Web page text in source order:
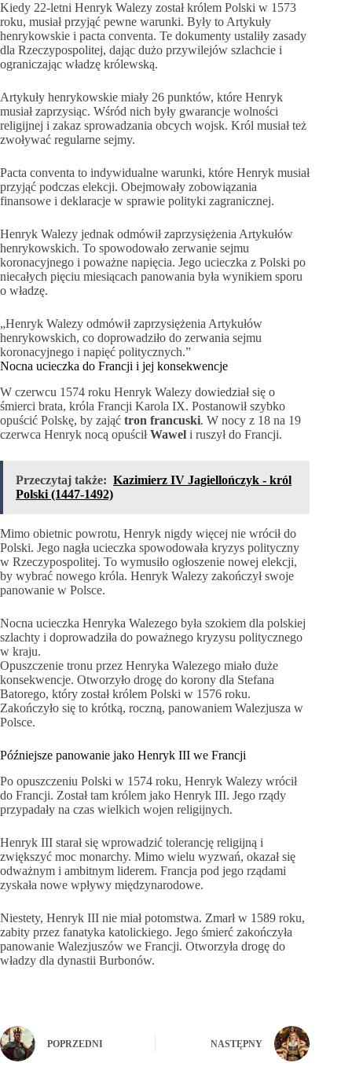
Kiedy 22-letni Henryk Walezy został królem Polski w 1573
roku, musiał przyjąć pewne warunki. Były to Artykuły
henrykowskie i pacta conventa. Te dokumenty ustaliły zasady
dla Rzeczypospolitej, dając dużo przywilejów szlachcie i
ograniczając władzę królewską.
Artykuły henrykowskie miały 26 punktów, które Henryk
musiał zaprzysiąc. Wśród nich były gwarancje wolności
religijnej i zakaz sprowadzania obcych wojsk. Król musiał też
zwoływać regularne sejmy.
Pacta conventa to indywidualne warunki, które Henryk musiał
przyjąć podczas elekcji. Obejmowały zobowiązania
finansowe i deklaracje w sprawie polityki zagranicznej.
Henryk Walezy jednak odmówił zaprzysiężenia Artykułów
henrykowskich. To spowodowało zerwanie sejmu
koronacyjnego i poważne napięcia. Jego ucieczka z Polski po
niecałych pięciu miesiącach panowania była wynikiem sporu
o władzę.
„Henryk Walezy odmówił zaprzysiężenia Artykułów
henrykowskich, co doprowadziło do zerwania sejmu
koronacyjnego i napięć politycznych.”
Nocna ucieczka do Francji i jej konsekwencje
W czerwcu 1574 roku Henryk Walezy dowiedział się o
śmierci brata, króla Francji Karola IX. Postanowił szybko
opuścić Polskę, by zająć tron francuski. W nocy z 18 na 19
czerwca Henryk nocą opuściłWawel i ruszył do Francji.
Przeczytaj także: Kazimierz IV Jagiellończyk - król
Polski (1447-1492)
Mimo obietnic powrotu, Henryk nigdy więcej nie wrócił do
Polski. Jego nagła ucieczka spowodowała kryzys polityczny
w Rzeczypospolitej. To wymusiło ogłoszenie nowej elekcji,
by wybrać nowego króla. Henryk Walezy zakończył swoje
panowanie w Polsce.
Nocna ucieczka Henryka Walezego była szokiem dla polskiej
szlachty i doprowadziła do poważnego kryzysu politycznego
w kraju.
Opuszczenie tronu przez Henryka Walezego miało duże
konsekwencje. Otworzyło drogę do korony dla Stefana
Batorego, który został królem Polski w 1576 roku.
Zakończyło się to krótką, roczną, panowaniem Walezjusza w
Polsce.
Późniejsze panowanie jako Henryk III we Francji
Po opuszczeniu Polski w 1574 roku, Henryk Walezy wrócił
do Francji. Został tam królem jako Henryk III. Jego rządy
przypadały na czas wielkich wojen religijnych.
Henryk III starał się wprowadzić tolerancję religijną i
zwiększyć moc monarchy. Mimo wielu wyzwań, okazał się
odważnym i ambitnym liderem. Francja pod jego rządami
zyskała nowe wpływy międzynarodowe.
Niestety, Henryk III nie miał potomstwa. Zmarł w 1589 roku,
zabity przez fanatyka katolickiego. Jego śmierć zakończyła
panowanie Walezjuszów we Francji. Otworzyła drogę do
władzy dla dynastii Burbonów.
POPRZEDNI NASTĘPNY